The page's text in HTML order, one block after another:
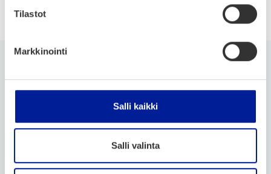
Tilastot
Markkinointi
Salli kaikki
Salli valinta
Company
Company name
EcoUp Oyj